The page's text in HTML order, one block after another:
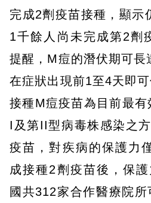
完成2劑疫苗接種，顯示
1千餘人尚未完成第2劑
提醒，M痘的潛伏期可長
在症狀出現前1至4天即
接種M痘疫苗為目前最
I及第II型病毒株感染之
疫苗，對疾病的保護力
成接種2劑疫苗後，保
國共312家合作醫療院